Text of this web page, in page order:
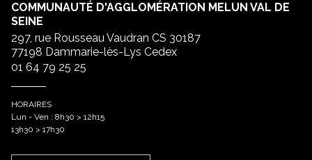
COMMUNAUTÉ D'AGGLOMÉRATION MELUN VAL DE
SEINE
297, rue Rousseau Vaudran CS 30187
77198 Dammarie-lès-Lys Cedex
01 64 79 25 25
HORAIRES
Lun - Ven : 8h30 > 12h15
13h30 > 17h30